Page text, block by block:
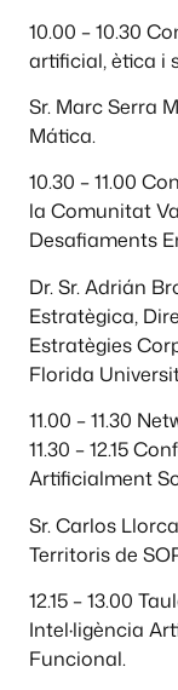
10.00 – 10.30
artificial, ètica i
Sr. Marc Serra
Mática.
10.30 – 11.00
la Comunitat
Desafiaments
Dr. Sr. Adrián
Estratègica,
Estratègies
Florida
11.00 – 11.30
11.30 – 12.15
Artificialment
Sr. Carlos
Territoris de
12.15 – 13.00
Intel·ligència
Funcional.